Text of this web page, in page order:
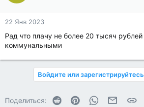
22 Янв 2023
Рад что плачу не более 20 тысяч
коммунальными
Войдите или
Поделиться: Reddit PinterestWhatsApp